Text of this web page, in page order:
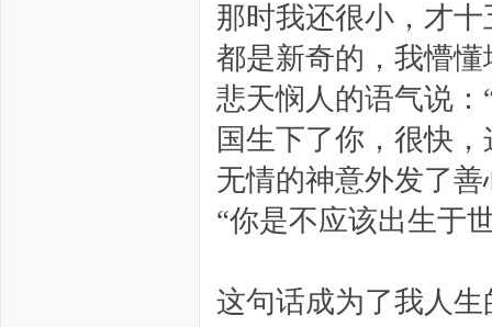
那时我还很小，才
都是新奇的，我懵
悲天悯人的语气说
国生下了你，很快
无情的神意外发了
“你是不应该出生于
这句话成为了我人